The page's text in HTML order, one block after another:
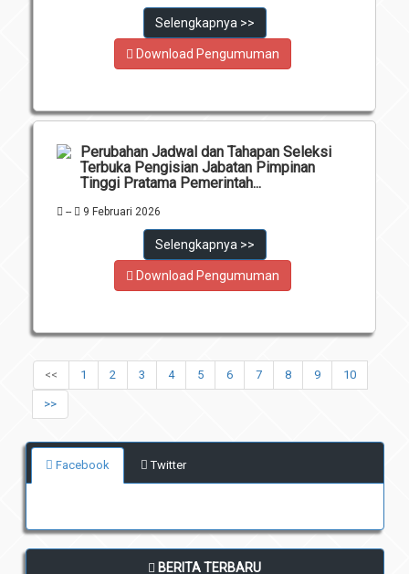
Selengkapnya >>
Download Pengumuman
Perubahan Jadwal dan Tahapan Seleksi
Terbuka Pengisian Jabatan Pimpinan
Tinggi Pratama Pemerintah...
-- 9 Februari 2026
Selengkapnya >>
Download Pengumuman
<< 1 2 3 4 5 6 7 8 9 10
>>
Facebook Twitter
BERITA TERBARU